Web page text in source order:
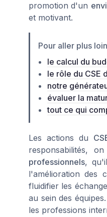
promotion d'un
et motivant.
Pour aller plus loin
le calcul du
le rôle du CSE
notre
évaluer la
tout ce qui
Les actions du
responsabilités,
professionnels,
l'amélioration des
fluidifier les
au sein des
les professions